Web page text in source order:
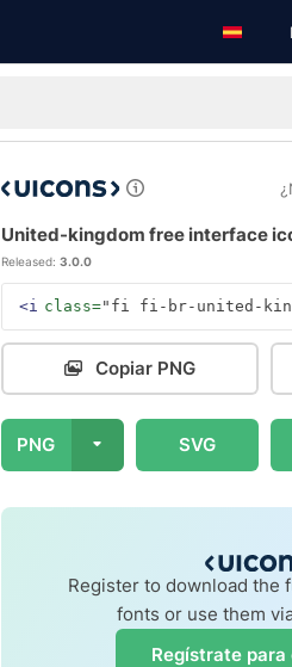
United-kingdom free interface
Released: 3.0.0
<i class="fi fi-br-united-
Copiar PNG
PNG SVG
Register to download the
fonts or use them
Regístrate para